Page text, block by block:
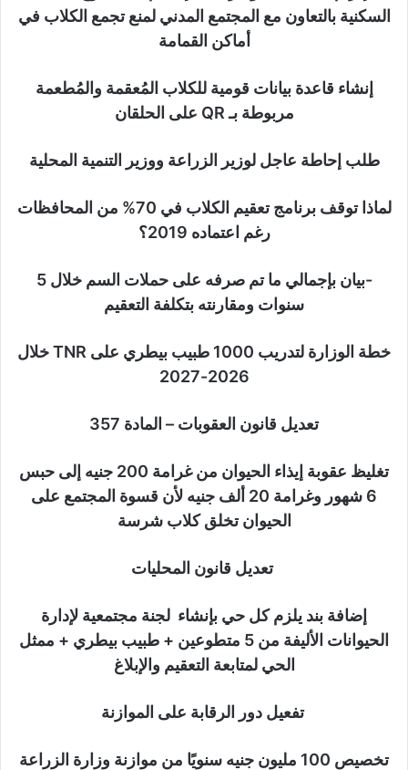
السكنية بالتعاون مع المجتمع المدني لمنع تجمع الكلاب في
أماكن القمامة
إنشاء قاعدة بيانات قومية للكلاب المُعقمة والمُطعمة
مربوطة بـ QR على الحلقان
طلب إحاطة عاجل لوزير الزراعة ووزير التنمية المحلية
لماذا توقف برنامج تعقيم الكلاب في 70% من المحافظات
رغم اعتماده 2019؟
-بيان بإجمالي ما تم صرفه على حملات السم خلال 5
سنوات ومقارنته بتكلفة التعقيم
خطة الوزارة لتدريب 1000 طبيب بيطري على TNR خلال
2026-2027
تعديل قانون العقوبات – المادة 357
تغليظ عقوبة إيذاء الحيوان من غرامة 200 جنيه إلى حبس
6 شهور وغرامة 20 ألف جنيه لأن قسوة المجتمع على
الحيوان تخلق كلاب شرسة
تعديل قانون المحليات
إضافة بند يلزم كل حي بإنشاء لجنة مجتمعية لإدارة
الحيوانات الأليفة من 5 متطوعين + طبيب بيطري + ممثل
الحي لمتابعة التعقيم والإبلاغ
تفعيل دور الرقابة على الموازنة
تخصيص 100 مليون جنيه سنويًا من موازنة وزارة الزراعة